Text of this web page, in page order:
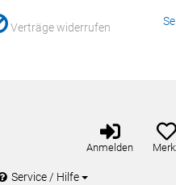
Verträge widerrufen
Anmelden
Anmelden
Service / Hilfe